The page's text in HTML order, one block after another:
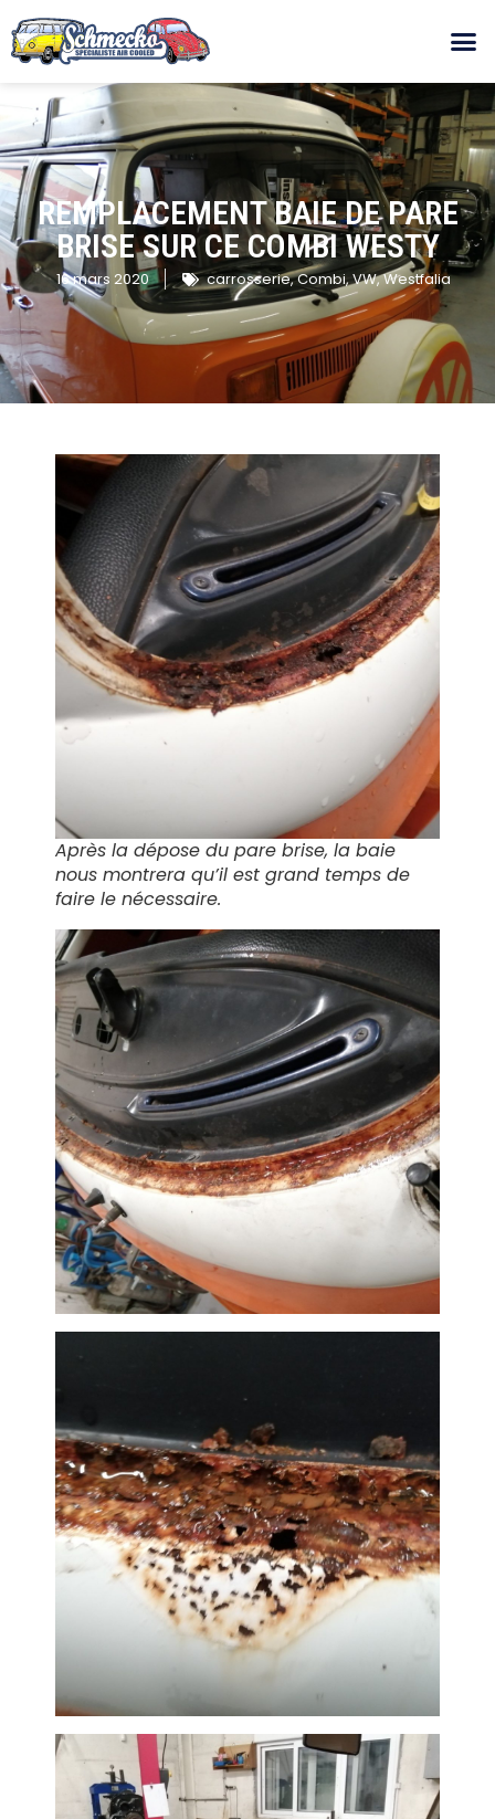
REMPLACEMENT BAIE DE PARE
BRISE SUR CE COMBI WESTY
16 mars 2020 carrosserie,Combi,VW,Westfalia
Après la dépose du pare brise, la baie
nous montrera qu’il est grand temps de
faire le nécessaire.